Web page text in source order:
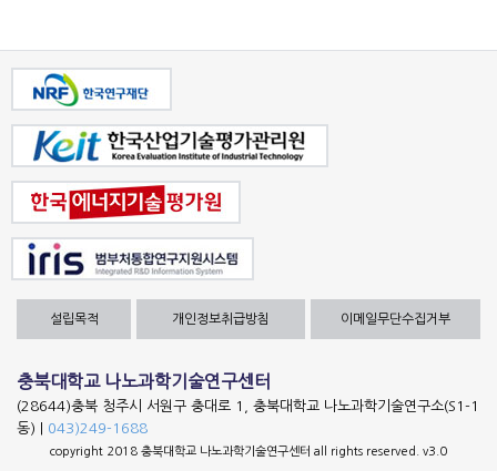
설립목적 개인정보취급방침 이메일무단수집거부
충북대학교 나노과학기술연구센터
(28644)충북 청주시 서원구 충대로 1, 충북대학교 나노과학기술연구소(S1-1
동) | 043)249-1688
copyright 2018 충북대학교 나노과학기술연구센터 all rights reserved. v3.0